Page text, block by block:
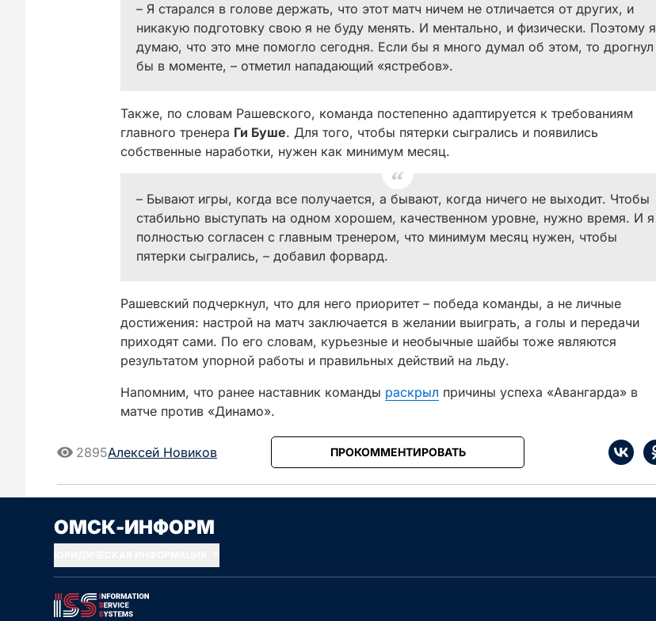
– Я старался в голове держать, что этот матч ничем не отличается от других, и
никакую подготовку свою я не буду менять. И ментально, и физически. Поэтому я
думаю, что это мне помогло сегодня. Если бы я много думал об этом, то дрогнул
бы в моменте, – отметил нападающий «ястребов».
Также, по словам Рашевского, команда постепенно адаптируется к требованиям
главного тренера Ги Буше. Для того, чтобы пятерки сыгрались и появились
собственные наработки, нужен как минимум месяц.
– Бывают игры, когда все получается, а бывают, когда ничего не выходит. Чтобы
стабильно выступать на одном хорошем, качественном уровне, нужно время. И я
полностью согласен с главным тренером, что минимум месяц нужен, чтобы
пятерки сыгрались, – добавил форвард.
Рашевский подчеркнул, что для него приоритет – победа команды, а не личные
достижения: настрой на матч заключается в желании выиграть, а голы и передачи
приходят сами. По его словам, курьезные и необычные шайбы тоже являются
результатом упорной работы и правильных действий на льду.
Напомним, что ранее наставник команды раскрыл причины успеха «Авангарда» в
матче против «Динамо».
2895Алексей Новиков ПРОКОММЕНТИРОВАТЬ
Сначала новые Сначала старые Сначала интересные
ОМСК-ИНФОРМ